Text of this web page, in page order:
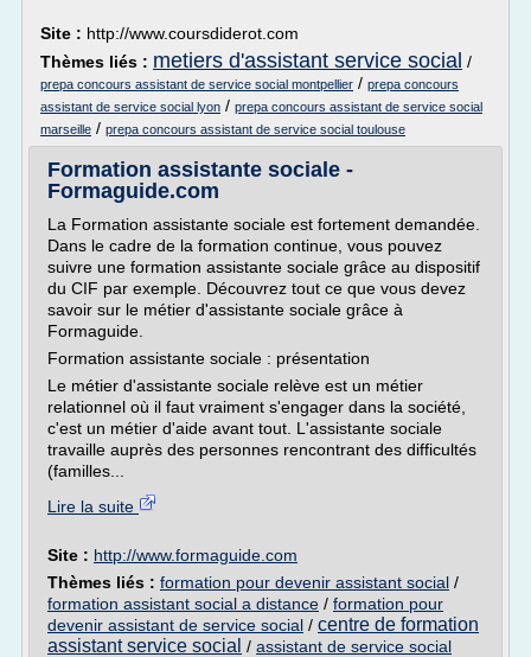
Site : http://www.coursdiderot.com
Thèmes liés : metiers d'assistant service social /
prepa concours assistant de service social montpellier / prepa concours
assistant de service social lyon / prepa concours assistant de service social
marseille / prepa concours assistant de service social toulouse
Formation assistante sociale -
Formaguide.com
La Formation assistante sociale est fortement demandée.
Dans le cadre de la formation continue, vous pouvez
suivre une formation assistante sociale grâce au dispositif
du CIF par exemple. Découvrez tout ce que vous devez
savoir sur le métier d'assistante sociale grâce à
Formaguide.
Formation assistante sociale : présentation
Le métier d'assistante sociale relève est un métier
relationnel où il faut vraiment s'engager dans la société,
c'est un métier d'aide avant tout. L'assistante sociale
travaille auprès des personnes rencontrant des difficultés
(familles...
Lire la suite
Site : http://www.formaguide.com
Thèmes liés : formation pour devenir assistant social /
formation assistant social a distance / formation pour
devenir assistant de service social / centre de formation
assistant service social / assistant de service social